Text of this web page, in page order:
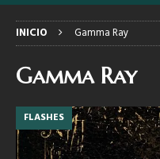
INICIO Gamma Ray
Gamma Ray
FLASHES